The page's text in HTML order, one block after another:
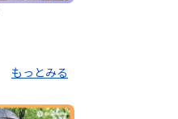
もっとみる